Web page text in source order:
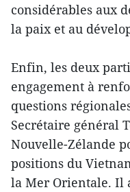
considérables aux
la paix et au
Enfin, les deux
engagement à
questions
Secrétaire général
Nouvelle-Zélande
positions du
la Mer Orientale. Il